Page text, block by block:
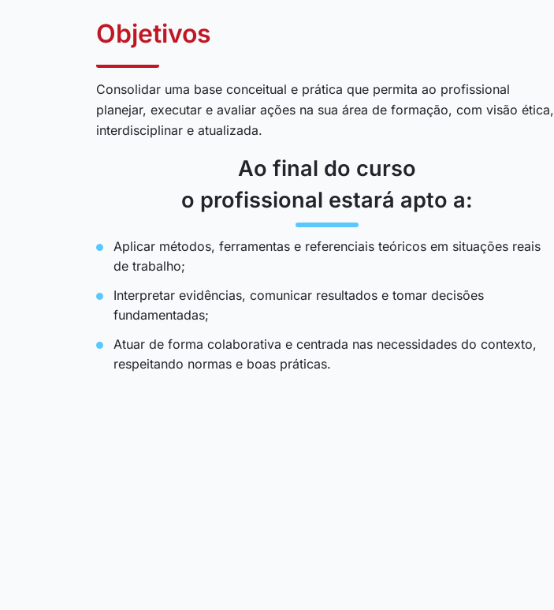
Objetivos
Consolidar uma base conceitual e prática que permita ao profissional
planejar, executar e avaliar ações na sua área de formação, com visão ética,
interdisciplinar e atualizada.
Ao final do curso
o profissional estará apto a:
Aplicar métodos, ferramentas e referenciais teóricos em situações reais
de trabalho;
Interpretar evidências, comunicar resultados e tomar decisões
fundamentadas;
Atuar de forma colaborativa e centrada nas necessidades do contexto,
respeitando normas e boas práticas.